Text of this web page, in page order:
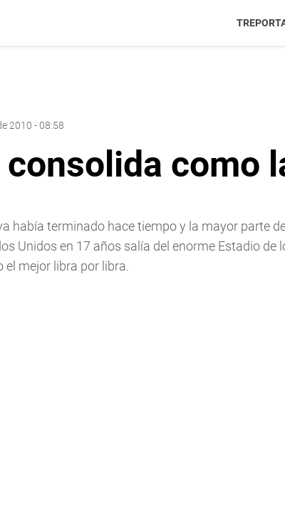
2010 - 08:58
como
había terminado hace tiempo y la mayor parte
Unidos en 17 años salía del enorme Estadio de
el mejor libra por libra.